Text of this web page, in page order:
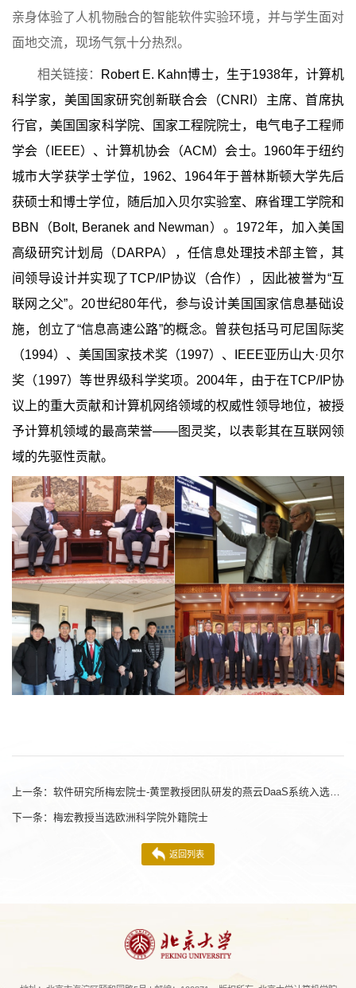
亲身体验了人机物融合的智能软件实验环境，并与学生面对
面地交流，现场气氛十分热烈。
相关链接： Robert E. Kahn博士，生于1938年，计算机
科学家，美国国家研究创新联合会（CNRI ）主席、首席执
行官，美国国家科学院、国家工程院院士，电气电子工程师
学会（ IEEE）、计算机协会（ACM）会士。 1960年于纽约
城市大学获学士学位， 1962、 1964年于普林斯顿大学先后
获硕士和博士学位，随后加入贝尔实验室、麻省理工学院和
BBN
（Bolt, Beranek and Newman）。 1972年，加入美国
高级研究计划局（ DARPA），任信息处理技术部主管，其
间领导设计并实现了TCP/IP协议（合作），因此被誉为“互
联网之父”。 20世纪80年代，参与设计美国国家信息基础设
施，创立了“信息高速公路”的概念。 曾获包括马可尼国际奖
（1994）、美国国家技术奖（1997）、 IEEE亚历山大·贝尔
奖（1997）等世界级科学奖项。 2004年，由于在TCP/IP协
议上的重大贡献和计算机网络领域的权威性领导地位，被授
予计算机领域的最高荣誉——图灵奖，以表彰其在互联网领
域的先驱性贡献。
上一条： 软件研究所梅宏院士-黄罡教授团队研发的燕云DaaS系统入选世界互联网领先科技成果
下一条： 梅宏教授当选欧洲科学院外籍院士
返回列表